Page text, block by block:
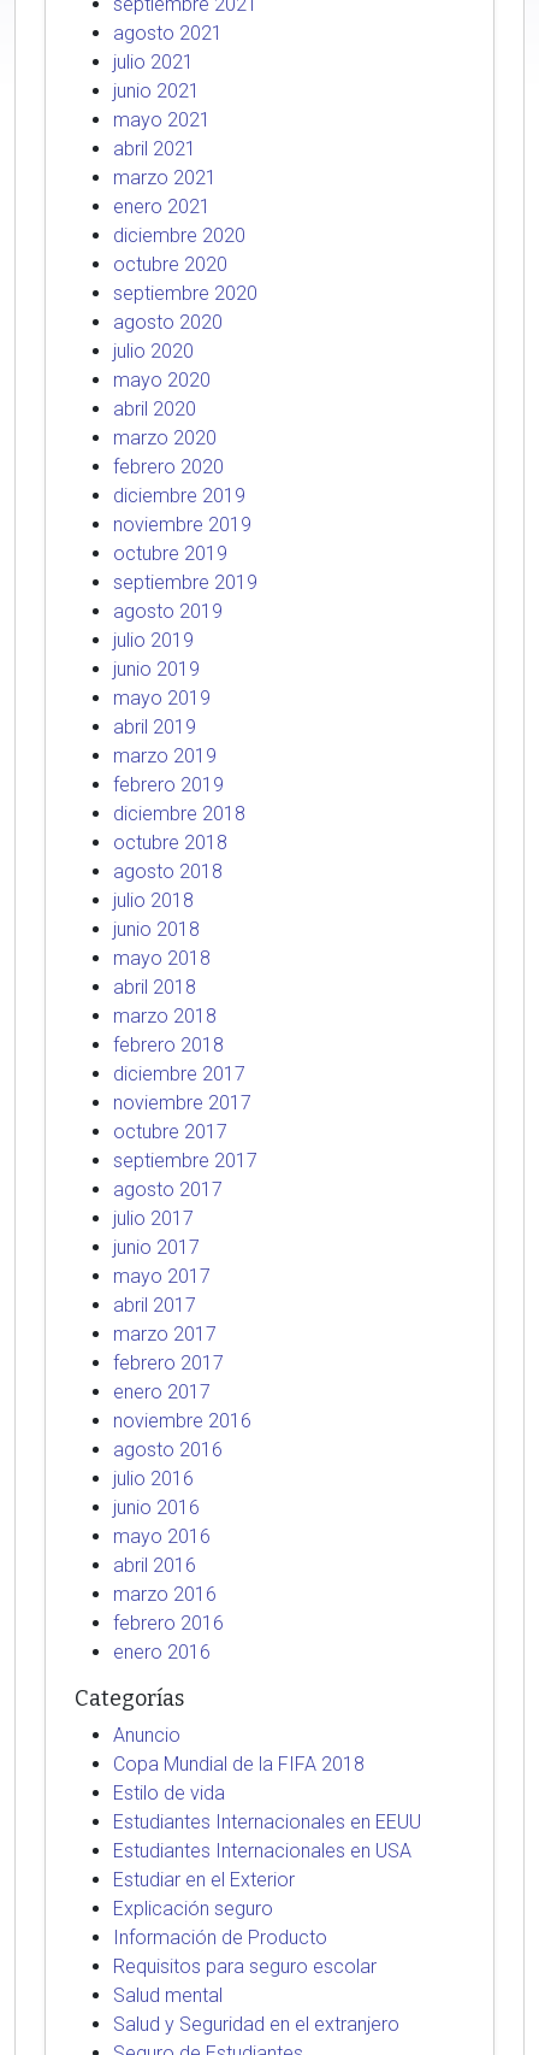
agosto 2021
julio 2021
junio 2021
mayo 2021
abril 2021
marzo 2021
enero 2021
diciembre 2020
octubre 2020
septiembre 2020
agosto 2020
julio 2020
mayo 2020
abril 2020
marzo 2020
febrero 2020
diciembre 2019
noviembre 2019
octubre 2019
septiembre 2019
agosto 2019
julio 2019
junio 2019
mayo 2019
abril 2019
marzo 2019
febrero 2019
diciembre 2018
octubre 2018
agosto 2018
julio 2018
junio 2018
mayo 2018
abril 2018
marzo 2018
febrero 2018
diciembre 2017
noviembre 2017
octubre 2017
septiembre 2017
agosto 2017
julio 2017
junio 2017
mayo 2017
abril 2017
marzo 2017
febrero 2017
enero 2017
noviembre 2016
agosto 2016
julio 2016
junio 2016
mayo 2016
abril 2016
marzo 2016
febrero 2016
enero 2016
Categorías
Anuncio
Copa Mundial de la FIFA 2018
Estilo de vida
Estudiantes Internacionales en EEUU
Estudiantes Internacionales en USA
Estudiar en el Exterior
Explicación seguro
Información de Producto
Requisitos para seguro escolar
Salud mental
Salud y Seguridad en el extranjero